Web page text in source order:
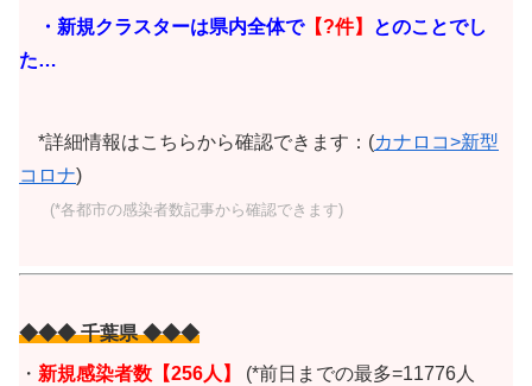
・新規クラスターは県内全体で【?件】
とのことでし
た…
*詳細情報はこちらから確認できます：(カナロコ>新型
コロナ)
(*各都市の感染者数記事から確認できます)
◆◆◆ 千葉県 ◆◆◆
・ 新規感染者数【256人】 (*前日までの最多=11776人